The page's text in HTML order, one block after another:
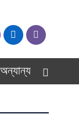
অন্যান্য